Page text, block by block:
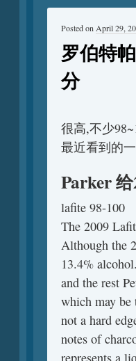
罗伯特
分
Posted onApril 29,
很高,不少
最近看到的
Parker
lafite 98-100
The 2009
Although the
13.4%
and the rest
which may be
not a hard
notes of
represents a